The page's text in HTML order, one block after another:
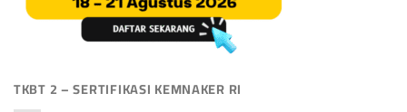
TKBT 2 – SERTIFIKASI KEMNAKER RI